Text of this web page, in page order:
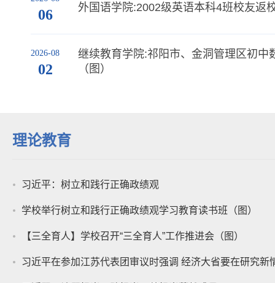
习近平：树立和践行正确政绩观
学校举行树立和践行正确政绩观学习教育读书班（图）
【三全育人】学校召开“三全育人”工作推进会（图）
习近平：当前经济工作的重点任务
湖南科技学院电子校报第539期
湖南科技学院电子校报第538期